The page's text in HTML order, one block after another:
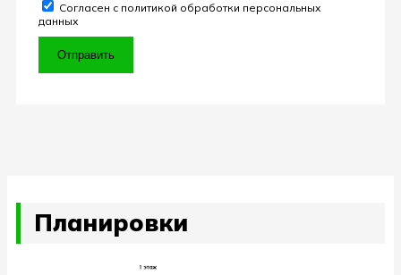
Согласен с политикой обработки персональных
данных
Отправить
Планировки